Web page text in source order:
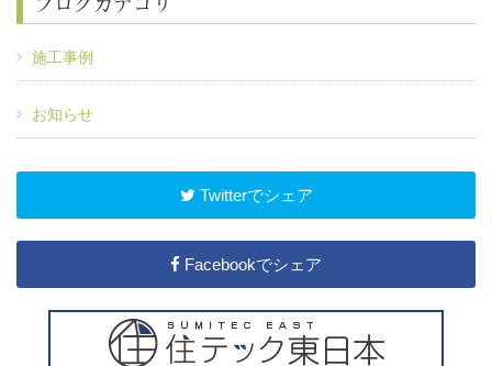
施工事例
お知らせ
Twitterでシェア
Facebookでシェア